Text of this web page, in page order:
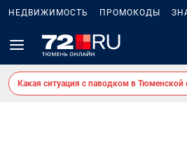
НЕДВИЖИМОСТЬ ПРОМОКОДЫ
Какая ситуация с паводком в Тюменской